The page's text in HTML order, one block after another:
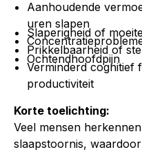
Aanhoudende
uren slapen
Slaperigheid of
Prikkelbaarheid of
Ochtendhoofdpijn
Verminderd cognitief
productiviteit
Korte toelichting:
Veel mensen
slaapstoornis,